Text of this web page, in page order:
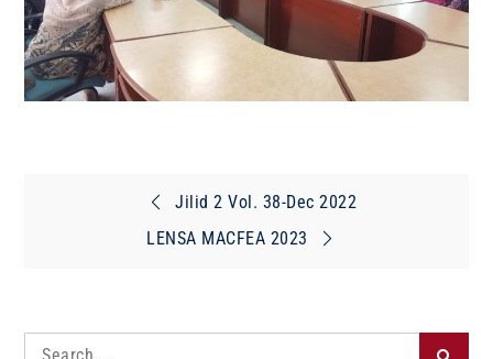
navigation
Jilid 2 Vol. 38-Dec 2022
LENSA MACFEA 2023
Search